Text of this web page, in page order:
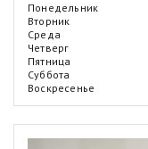
Понедельник
Вторник
Среда
Четверг
Пятница
Суббота
Воскресенье